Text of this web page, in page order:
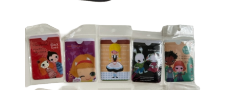
Autobuso kortelių dėklai, darželio